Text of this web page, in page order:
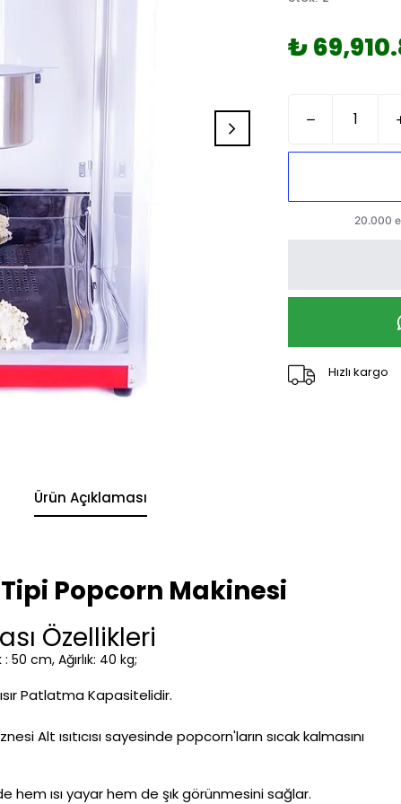
₺
Hızlı kargo
Ürün Açıklaması
Popcorn Makinesi
Özellikleri
50 cm, Ağırlık: 40 kg;
Patlatma Kapasitelidir.
Alt ısıtıcısı sayesinde popcorn'ların sıcak kalmasını
hem ısı yayar hem de şık görünmesini sağlar.